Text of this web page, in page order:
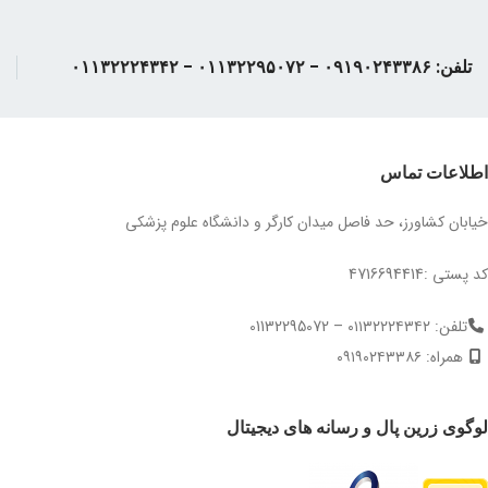
تلفن: ۰۹۱۹۰۲۴۳۳۸۶ - ۰۱۱۳۲۲۹۵۰۷۲ - ۰۱۱۳۲۲۲۴۳۴۲
اطلاعات تماس
خیابان کشاورز، حد فاصل میدان کارگر و دانشگاه علوم پزشکی
کد پستی :4716694414
تلفن: ۰۱۱۳۲۲۲۴۳۴۲ – 01132295072
همراه: ۰۹۱۹۰۲۴۳۳۸۶
لوگوی زرین پال و رسانه های دیجیتال